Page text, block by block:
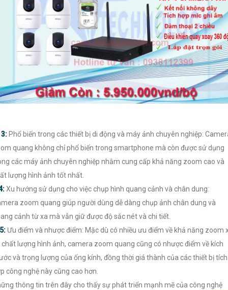
3: Phổ biến trong các thiết bị di động và máy ảnh chuyên nghiệp:
quang không chỉ phổ biến trong smartphone mà còn được sử dụng
các máy ảnh chuyên nghiệp nhằm cung cấp khả năng zoom cao và
lượng hình ảnh tốt nhất.
Xu hướng sử dụng cho việc chụp hình quang cảnh và chân dung:
zoom quang giúp người dùng dễ dàng chụp ảnh chân dung và
cảnh từ xa mà vẫn giữ được độ sắc nét và chi tiết.
5: Ưu điểm và nhược điểm: Mặc dù có nhiều ưu điểm về khả năng zoom
chất lượng hình ảnh, camera zoom quang cũng có nhược điểm về kích
và trọng lượng của ống kính, đồng thời giá thành của các thiết bị tích
công nghệ này cũng cao hơn.
thông tin trên đây cho thấy sự phát triển mạnh mẽ của công nghệ